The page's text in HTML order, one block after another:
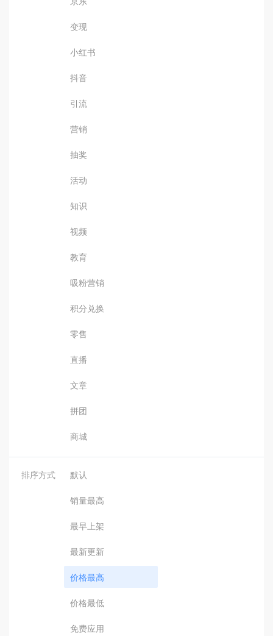
变现
小红书
抖音
引流
营销
抽奖
活动
知识
视频
教育
吸粉营销
积分兑换
零售
直播
文章
拼团
商城
排序方式 默认
销量最高
最早上架
最新更新
价格最高
价格最低
免费应用